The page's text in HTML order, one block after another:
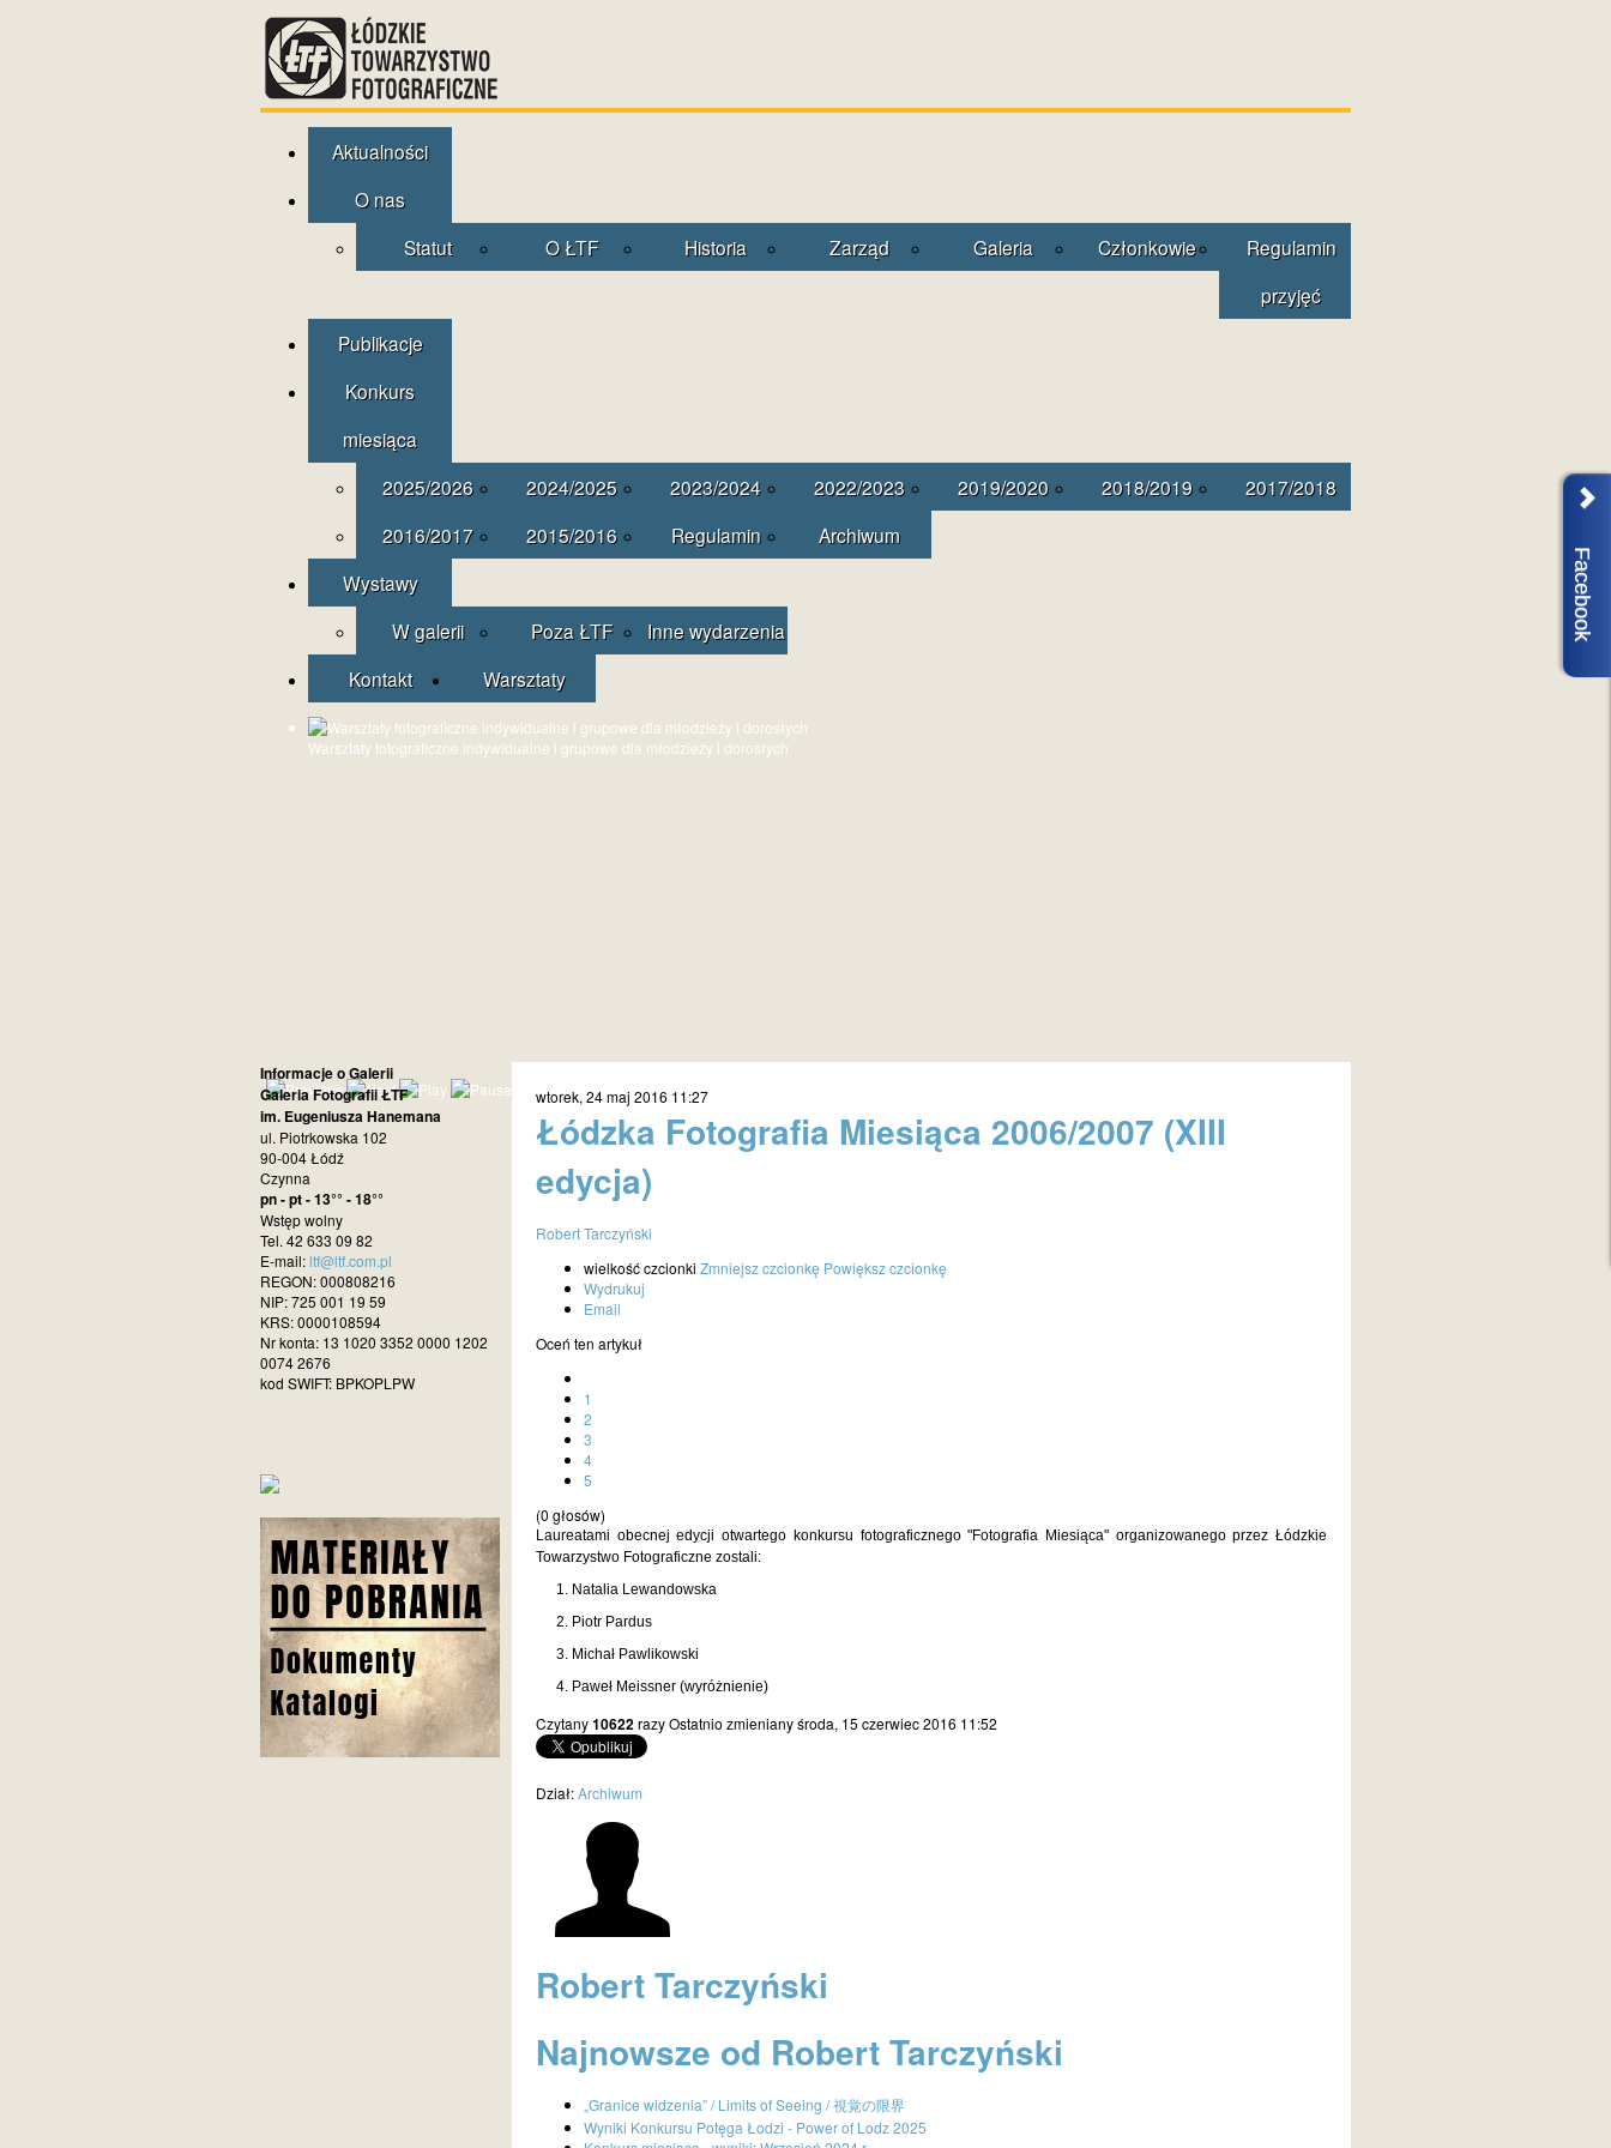
Aktualności
O nas
Statut
O ŁTF Historia Zarząd Galeria Członkowie
Regulamin
przyjęć
Publikacje
Konkurs
miesiąca
2025/2026
2024/2025 2023/2024 2022/2023 2019/2020 2018/2019
2017/2018
2016/2017
2015/2016 Regulamin
Archiwum
Wystawy
W galerii
Poza ŁTF
Inne wydarzenia
Kontakt
Warsztaty
Warsztaty fotograficzne indywidualne i grupowe dla młodzieży i dorosłych
wtorek, 24 maj 2016 11:27
Łódzka Fotografia Miesiąca 2006/2007 (XIII
edycja)
Robert Tarczyński
wielkość czcionki Zmniejsz czcionkę Powiększ czcionkę
Wydrukuj
Email
Oceń ten artykuł
1
2
3
4
5
(0 głosów)
Laureatami obecnej edycji otwartego konkursu fotograficznego "Fotografia Miesiąca" organizowanego przez Łódzkie
Towarzystwo Fotograficzne zostali:
Natalia Lewandowska
Piotr Pardus
Michał Pawlikowski
Paweł Meissner (wyróżnienie)
Czytany10622razyOstatnio zmieniany środa, 15 czerwiec 2016 11:52
Dział:Archiwum
Robert Tarczyński
Najnowsze od Robert Tarczyński
„Granice widzenia” / Limits of Seeing / 視覚の限界
Wyniki Konkursu Potęga Łodzi - Power of Lodz 2025
Informacje o Galerii
Galeria Fotografii ŁTF
im. Eugeniusza Hanemana
ul. Piotrkowska 102
90-004 Łódź
Czynna
pn - pt - 13°° - 18°°
Wstęp wolny
Tel. 42 633 09 82
E-mail:ltf@ltf.com.pl
REGON: 000808216
NIP: 725 001 19 59
KRS: 0000108594
Nr konta: 13 1020 3352 0000 1202
0074 2676
kod SWIFT: BPKOPLPW
Facebook